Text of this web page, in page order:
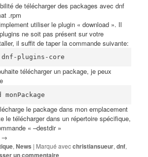
de télécharger des packages avec dnf
.rpm
utiliser le plugin « download ». Il
ne soit pas présent sur votre
il suffit de taper la commande suivante:
plugins-core
télécharger un package, je peux
le package dans mon emplacement
le télécharger dans un répertoire spécifique,
« –destdir »
→
,News | Marqué avecchristiansueur,dnf,
un commentaire